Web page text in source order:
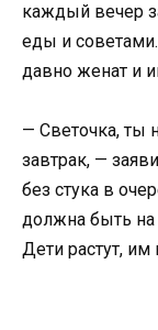
каждый вечер
еды и
давно женат и
— Светочка, ты
завтрак, —
без стука в
должна быть на
Дети растут,